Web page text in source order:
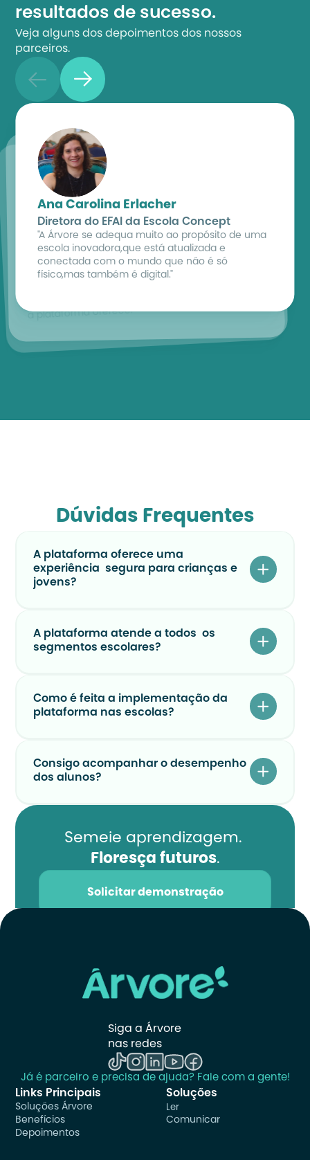
resultados de sucesso.
Veja alguns dos depoimentos dos nossos
parceiros.
Simone Araújo
Gestora do Colégio Salesiano Santa Rosa
"Por meio da Árvore a gente consegue
acompanhar os alunos e também as famílias
a plataforma oferece."
Haroldo Costa
Diretor do Colégio Santa Maria Minas
"Uma parceria como a Árvore, com certeza, nos
auxilia na preparação deste estudante para
Ana Carolina Erlacher
Diretora do EFAI da Escola Concept
"A Árvore se adequa muito ao propósito de uma
escola inovadora,que está atualizada e
conectada com o mundo que não é só
físico,mas também é digital."
Dúvidas Frequentes
A plataforma oferece uma
experiência  segura para crianças e
jovens?
A plataforma atende a todos  os
segmentos escolares?
Como é feita a implementação da
plataforma nas escolas?
Consigo acompanhar o desempenho
dos alunos?
Floresça futuros.
Solicitar demonstração
Siga a Árvore
nas redes
Já é parceiro e precisa de ajuda? Fale com a gente!
Links Principais
Soluções Árvore
Benefícios
Depoimentos
Soluções
Ler
Comunicar